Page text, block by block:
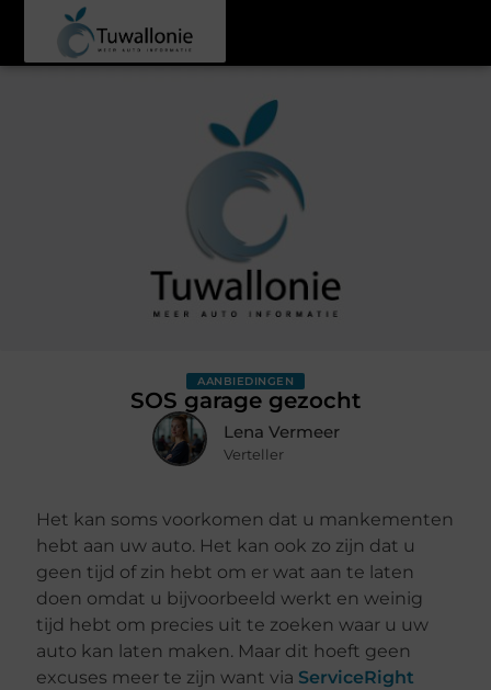
AANBIEDINGEN
SOS garage gezocht
Lena Vermeer
Verteller
Het kan soms voorkomen dat u mankementen
hebt aan uw auto. Het kan ook zo zijn dat u
geen tijd of zin hebt om er wat aan te laten
doen omdat u bijvoorbeeld werkt en weinig
tijd hebt om precies uit te zoeken waar u uw
auto kan laten maken. Maar dit hoeft geen
excuses meer te zijn want via ServiceRight